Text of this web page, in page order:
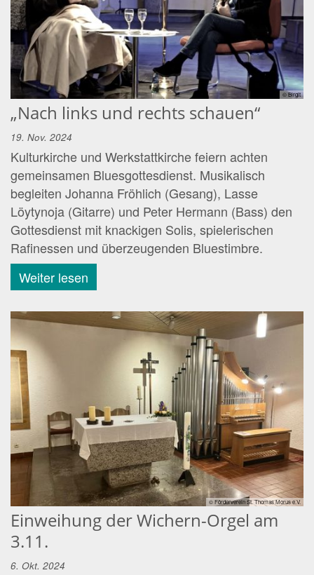
© Birgit
„Nach links und rechts schauen“
19. Nov. 2024
Kulturkirche und Werkstattkirche feiern achten
gemeinsamen Bluesgottesdienst. Musikalisch
begleiten Johanna Fröhlich (Gesang), Lasse
Löytynoja (Gitarre) und Peter Hermann (Bass) den
Gottesdienst mit knackigen Solis, spielerischen
Rafinessen und überzeugenden Bluestimbre.
Weiter lesen
© Förderverein St. Thomas Morus e.V.
Einweihung der Wichern-Orgel am
3.11.
6. Okt. 2024